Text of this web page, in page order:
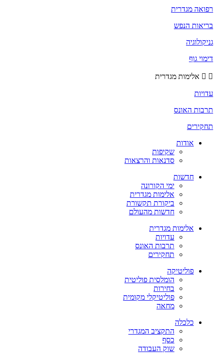
רפואה מגדרית
בריאות הנפש
גניקולוגיה
דימוי גוף
אלימות מגדרית
עדויות
תרבות האונס
תחקירים
אודות
שקיפות
סדנאות והרצאות
חדשות
ימי הקורונה
אלימות מגדרית
ביקורת תקשורת
חדשות מהעולם
אלימות מגדרית
עדויות
תרבות האונס
תחקירים
פוליטיקה
הומלסית פוליטית
בחירות
פוליטיקלי מקומית
מחאה
כלכלה
התקציב המגדרי
כסף
שוק העבודה